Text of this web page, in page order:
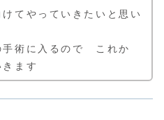
てやっていきたいと思い
手術に入るので これか
ます